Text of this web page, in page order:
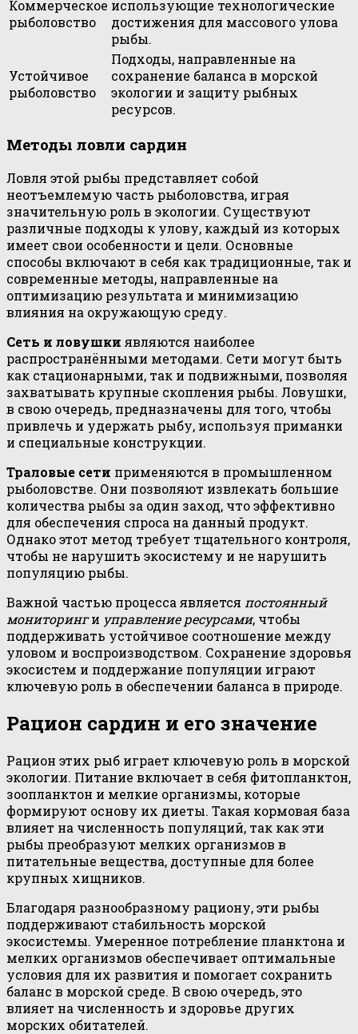
Коммерческое
рыболовство
использующие технологические
достижения для массового улова
рыбы.
Устойчивое
рыболовство
Подходы, направленные на
сохранение баланса в морской
экологии и защиту рыбных
ресурсов.
Методы ловли сардин
Ловля этой рыбы представляет собой
неотъемлемую часть рыболовства, играя
значительную роль в экологии. Существуют
различные подходы к улову, каждый из которых
имеет свои особенности и цели. Основные
способы включают в себя как традиционные, так и
современные методы, направленные на
оптимизацию результата и минимизацию
влияния на окружающую среду.
Сеть и ловушки являются наиболее
распространёнными методами. Сети могут быть
как стационарными, так и подвижными, позволяя
захватывать крупные скопления рыбы. Ловушки,
в свою очередь, предназначены для того, чтобы
привлечь и удержать рыбу, используя приманки
и специальные конструкции.
Траловые сети применяются в промышленном
рыболовстве. Они позволяют извлекать большие
количества рыбы за один заход, что эффективно
для обеспечения спроса на данный продукт.
Однако этот метод требует тщательного контроля,
чтобы не нарушить экосистему и не нарушить
популяцию рыбы.
Важной частью процесса является постоянный
мониторинги управление ресурсами, чтобы
поддерживать устойчивое соотношение между
уловом и воспроизводством. Сохранение здоровья
экосистем и поддержание популяции играют
ключевую роль в обеспечении баланса в природе.
Рацион сардин и его значение
Рацион этих рыб играет ключевую роль в морской
экологии. Питание включает в себя фитопланктон,
зоопланктон и мелкие организмы, которые
формируют основу их диеты. Такая кормовая база
влияет на численность популяций, так как эти
рыбы преобразуют мелких организмов в
питательные вещества, доступные для более
крупных хищников.
Благодаря разнообразному рациону, эти рыбы
поддерживают стабильность морской
экосистемы. Умеренное потребление планктона и
мелких организмов обеспечивает оптимальные
условия для их развития и помогает сохранить
баланс в морской среде. В свою очередь, это
влияет на численность и здоровье других
морских обитателей.